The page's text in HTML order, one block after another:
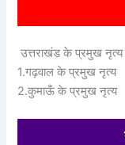
उत्तराखंड के प्रमुख नृत्य
1.गढ़वाल के प्रमुख नृत्य
2.कुमाऊँ के प्रमुख नृत्य